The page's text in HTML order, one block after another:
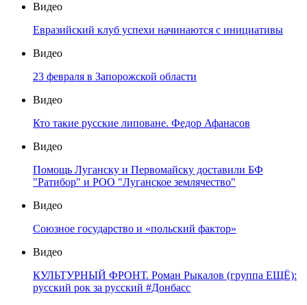
Видео
Евразийский клуб успехи начинаются с инициативы
Видео
23 февраля в Запорожской области
Видео
Кто такие русские липоване. Федор Афанасов
Видео
Помощь Луганску и Первомайску доставили БФ
"Ратибор" и РОО "Луганское землячество"
Видео
Союзное государство и «польский фактор»
Видео
КУЛЬТУРНЫЙ ФРОНТ. Роман Рыкалов (группа ЕЩЁ):
русский рок за русский #Донбасс